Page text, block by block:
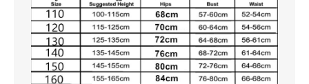
PANTALONI
SCARPE
TAGLIE FORTI